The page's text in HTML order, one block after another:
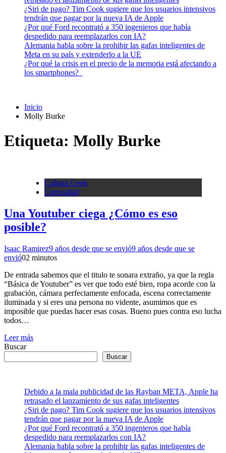
¿Siri de pago? Tim Cook sugiere que los usuarios intensivos
tendrán que pagar por la nueva IA de Apple
¿Por qué Ford recontrató a 350 ingenieros que había
despedido para reemplazarlos con IA?
Alemania habla sobre la prohibir las gafas inteligentes de
Meta en su país y extenderlo a la UE
¿Por qué la crisis en el precio de la memoria está afectando a
los smartphones?
Inicio
Molly Burke
Etiqueta: Molly Burke
Cultura Geek
Curiosidad
Una Youtuber ciega ¿Cómo es eso
posible?
Isaac Ramirez9 años desde que se envió9 años desde que se
envió02 minutos
De entrada sabemos que el titulo te sonara extraño, ya que la regla
“Básica de Youtuber” es ver que todo esté bien, ropa acorde con la
grabación, cámara perfectamente enfocada, escena correctamente
iluminada y si eres una persona no vidente, asumimos que es
imposible que puedas hacer esas cosas. Bueno pues contra eso lucha
todos…
Leer más
Buscar
Buscar
Debido a la mala publicidad de las Rayban META, Apple ha
retrasado el lanzamiento de sus gafas inteligentes
¿Siri de pago? Tim Cook sugiere que los usuarios intensivos
tendrán que pagar por la nueva IA de Apple
¿Por qué Ford recontrató a 350 ingenieros que había
despedido para reemplazarlos con IA?
Alemania habla sobre la prohibir las gafas inteligentes de